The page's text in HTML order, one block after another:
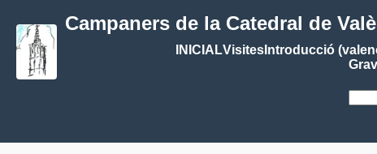
Campaners de la Catedral de
INICIALVisitesIntroducció